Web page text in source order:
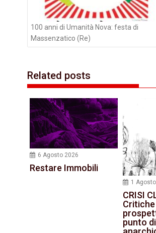
100 anni di Umanità Nova: festa di
Massenzatico (Re)
Related posts
6 Agosto 2026
Restare Immobili
1
CRISI
Critiche
punto